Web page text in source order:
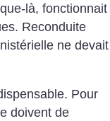
là, fonctionnait
Reconduite
ne devait
Pour
doivent de